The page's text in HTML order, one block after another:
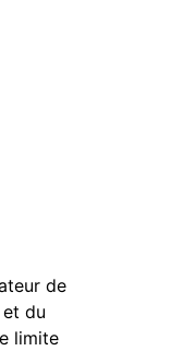
de
du
limite